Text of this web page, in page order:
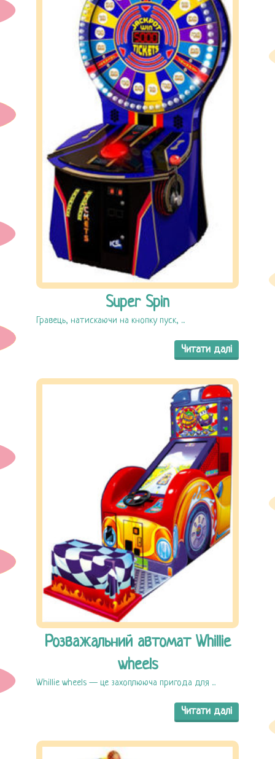
Super Spin
Гравець, натискаючи на кнопку пуск, ...
Читати далі
Розважальний автомат Whillie
wheels
Whillie wheels — це захоплююча пригода для ...
Читати далі